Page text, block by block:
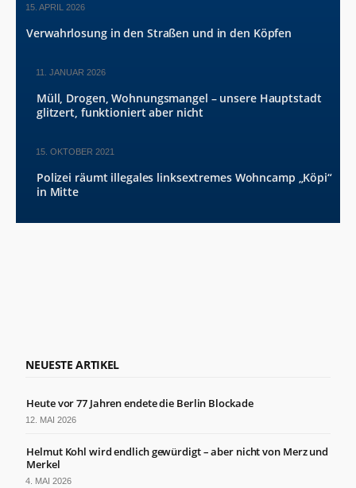
15. APRIL 2026
Verwahrlosung in den Straßen und in den Köpfen
11. JANUAR 2026
Müll, Drogen, Wohnungsmangel – unsere Hauptstadt
glitzert, funktioniert aber nicht
15. OKTOBER 2021
Polizei räumt illegales linksextremes Wohncamp „Köpi“
in Mitte
NEUESTE ARTIKEL
Heute vor 77 Jahren endete die Berlin Blockade
12. MAI 2026
Helmut Kohl wird endlich gewürdigt – aber nicht von Merz und
Merkel
4. MAI 2026